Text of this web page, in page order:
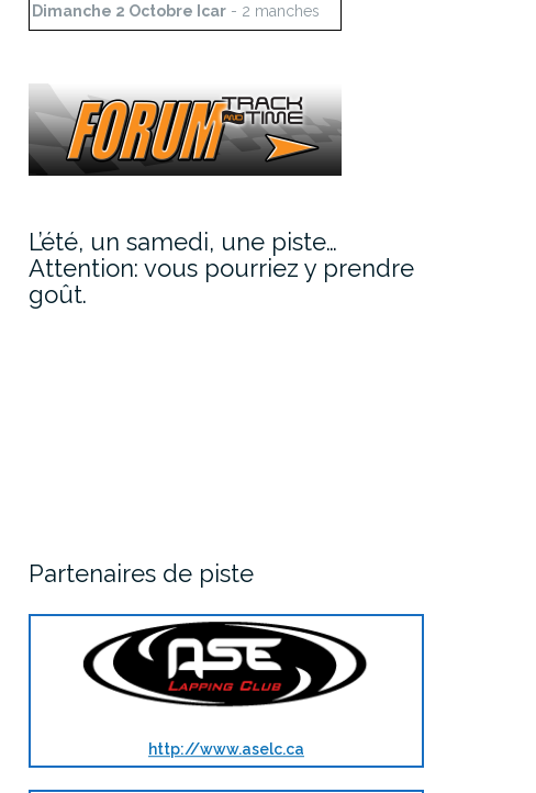
Dimanche 2 Octobre Icar - 2 manches
L’été, un samedi, une piste…
Attention: vous pourriez y prendre
goût.
Partenaires de piste
http://www.aselc.ca